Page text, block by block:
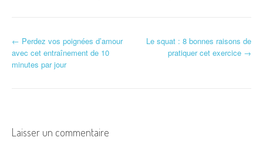
Navigation d'article
← Perdez vos poignées d’amour
avec cet entraînement de 10
minutes par jour
Le squat : 8 bonnes raisons de
pratiquer cet exercice →
Laisser un commentaire